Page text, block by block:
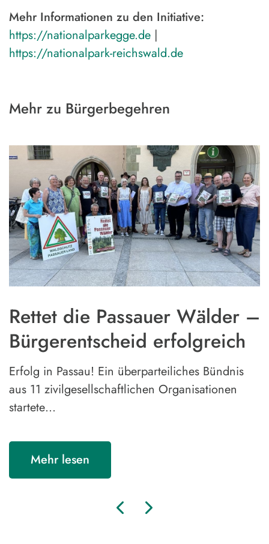
Mehr Informationen zu den Initiative:
https://nationalparkegge.de |
https://nationalpark-reichswald.de
Mehr zu Bürgerbegehren
Rettet die Passauer Wälder –
Bürgerentscheid erfolgreich
Erfolg in Passau! Ein überparteiliches Bündnis
aus 11 zivilgesellschaftlichen Organisationen
startete…
Mehr lesen